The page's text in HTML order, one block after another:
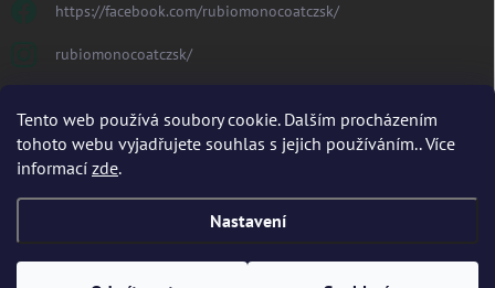
Tento web používá soubory cookie. Dalším procházením
tohoto webu vyjadřujete souhlas s jejich používáním.. Více
informací zde.
Nastavení
https://facebook.com/rubiomonocoatczsk/
rubiomonocoatczsk/
PŘIJÍMÁME ONLINE PLATBY
Copyright 2026 . Všechna práva vyhrazena.